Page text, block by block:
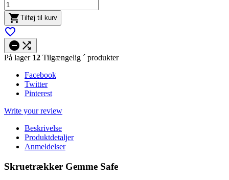
 Tilføj til kurv

 
På lager 12 Tilgængelig ´ produkter
Facebook
Twitter
Pinterest
Write your review
Beskrivelse
Produktdetaljer
Anmeldelser
Skruetrækker Gemme Safe